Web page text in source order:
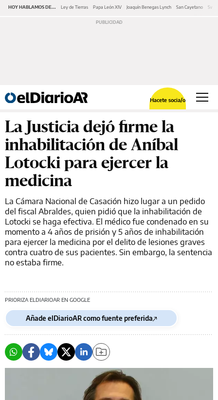
HOY HABLAMOS DE... Ley de Tierras Papa León XIV Joaquín Benegas Lynch San Cayetano
Hacete socia/o
La Justicia dejó firme la
inhabilitación de Aníbal
Lotocki para ejercer la
medicina
La Cámara Nacional de Casación hizo lugar a un pedido
del fiscal Abraldes, quien pidió que la inhabilitación de
Lotocki se haga efectiva. El médico fue condenado en su
momento a 4 años de prisión y 5 años de inhabilitación
para ejercer la medicina por el delito de lesiones graves
contra cuatro de sus pacientes. Sin embargo, la sentencia
no estaba firme.
PRIORIZA ELDIARIOAR EN GOOGLE
Añade elDiarioAR como fuente preferida